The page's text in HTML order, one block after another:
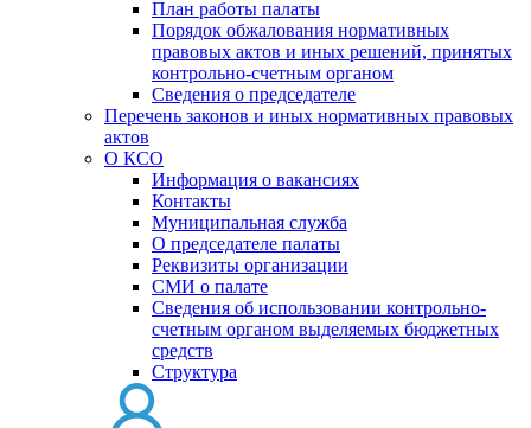
План работы палаты
Порядок обжалования нормативных
правовых актов и иных решений, принятых
контрольно-счетным органом
Сведения о председателе
Перечень законов и иных нормативных правовых
актов
О КСО
Информация о вакансиях
Контакты
Муниципальная служба
О председателе палаты
Реквизиты организации
СМИ о палате
Сведения об использовании контрольно-
счетным органом выделяемых бюджетных
средств
Структура